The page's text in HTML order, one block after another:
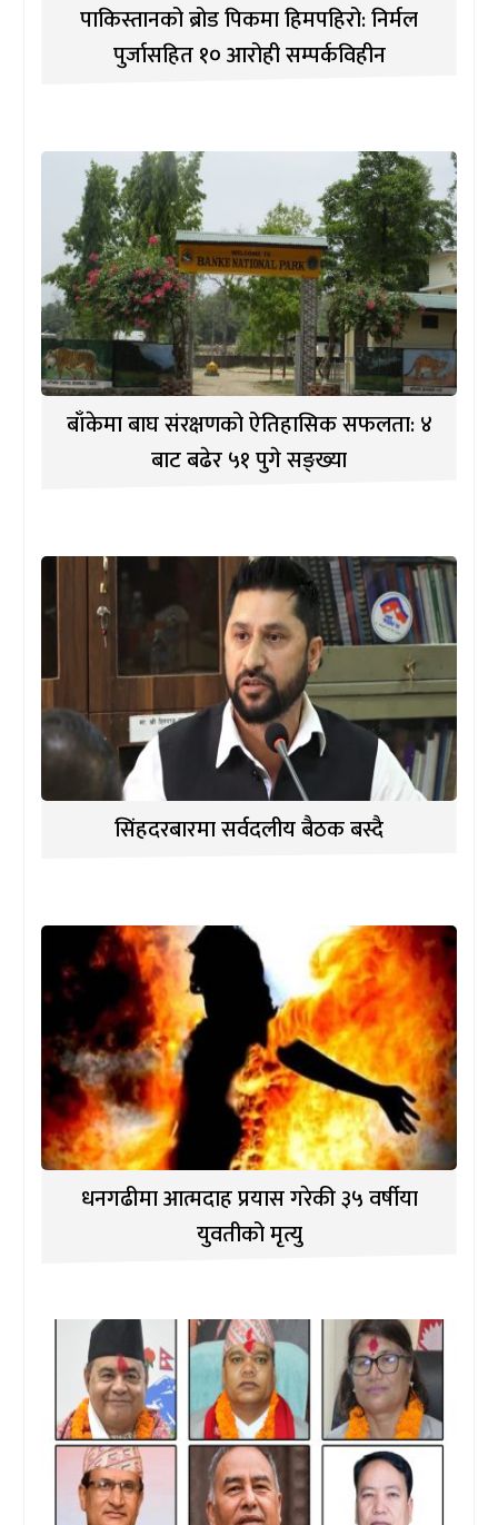
पाकिस्तानको ब्रोड पिकमा हिमपहिरो: निर्मल
पुर्जासहित १० आरोही सम्पर्कविहीन
बाँकेमा बाघ संरक्षणको ऐतिहासिक सफलता: ४
बाट बढेर ५१ पुगे सङ्ख्या
सिंहदरबारमा सर्वदलीय बैठक बस्दै
धनगढीमा आत्मदाह प्रयास गरेकी ३५ वर्षीया
युवतीको मृत्यु